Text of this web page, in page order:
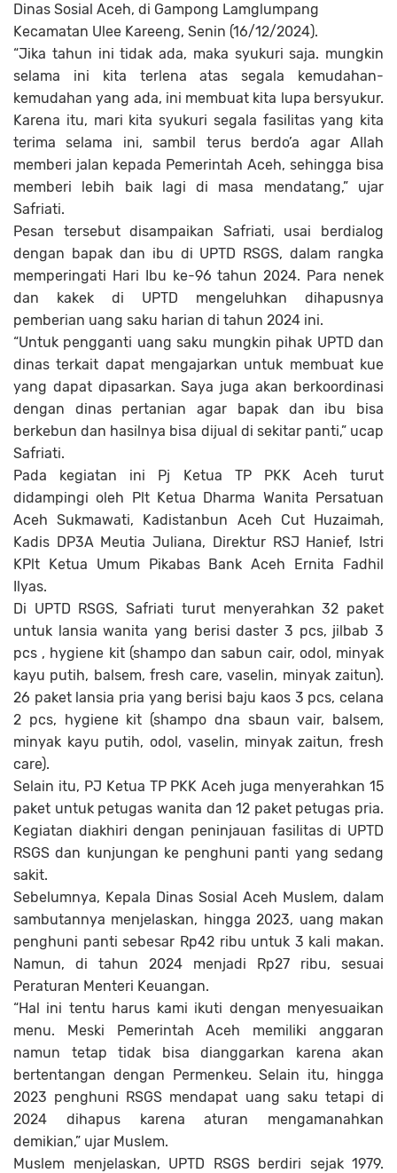
Dinas Sosial Aceh, di Gampong Lamglumpang
Kecamatan Ulee Kareeng, Senin (16/12/2024).
“Jika tahun ini tidak ada, maka syukuri saja. mungkin
selama ini kita terlena atas segala kemudahan-
kemudahan yang ada, ini membuat kita lupa bersyukur.
Karena itu, mari kita syukuri segala fasilitas yang kita
terima selama ini, sambil terus berdo’a agar Allah
memberi jalan kepada Pemerintah Aceh, sehingga bisa
memberi lebih baik lagi di masa mendatang,” ujar
Safriati.
Pesan tersebut disampaikan Safriati, usai berdialog
dengan bapak dan ibu di UPTD RSGS, dalam rangka
memperingati Hari Ibu ke-96 tahun 2024. Para nenek
dan kakek di UPTD mengeluhkan dihapusnya
pemberian uang saku harian di tahun 2024 ini.
“Untuk pengganti uang saku mungkin pihak UPTD dan
dinas terkait dapat mengajarkan untuk membuat kue
yang dapat dipasarkan. Saya juga akan berkoordinasi
dengan dinas pertanian agar bapak dan ibu bisa
berkebun dan hasilnya bisa dijual di sekitar panti,” ucap
Safriati.
Pada kegiatan ini Pj Ketua TP PKK Aceh turut
didampingi oleh Plt Ketua Dharma Wanita Persatuan
Aceh Sukmawati, Kadistanbun Aceh Cut Huzaimah,
Kadis DP3A Meutia Juliana, Direktur RSJ Hanief, Istri
KPlt Ketua Umum Pikabas Bank Aceh Ernita Fadhil
Ilyas.
Di UPTD RSGS, Safriati turut menyerahkan 32 paket
untuk lansia wanita yang berisi daster 3 pcs, jilbab 3
pcs , hygiene kit (shampo dan sabun cair, odol, minyak
kayu putih, balsem, fresh care, vaselin, minyak zaitun).
26 paket lansia pria yang berisi baju kaos 3 pcs, celana
2 pcs, hygiene kit (shampo dna sbaun vair, balsem,
minyak kayu putih, odol, vaselin, minyak zaitun, fresh
care).
Selain itu, PJ Ketua TP PKK Aceh juga menyerahkan 15
paket untuk petugas wanita dan 12 paket petugas pria.
Kegiatan diakhiri dengan peninjauan fasilitas di UPTD
RSGS dan kunjungan ke penghuni panti yang sedang
sakit.
Sebelumnya, Kepala Dinas Sosial Aceh Muslem, dalam
sambutannya menjelaskan, hingga 2023, uang makan
penghuni panti sebesar Rp42 ribu untuk 3 kali makan.
Namun, di tahun 2024 menjadi Rp27 ribu, sesuai
Peraturan Menteri Keuangan.
“Hal ini tentu harus kami ikuti dengan menyesuaikan
menu. Meski Pemerintah Aceh memiliki anggaran
namun tetap tidak bisa dianggarkan karena akan
bertentangan dengan Permenkeu. Selain itu, hingga
2023 penghuni RSGS mendapat uang saku tetapi di
2024 dihapus karena aturan mengamanahkan
demikian,” ujar Muslem.
Muslem menjelaskan, UPTD RSGS berdiri sejak 1979.